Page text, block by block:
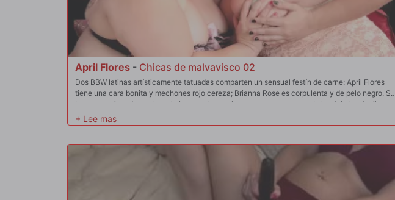
April Flores - Chicas de malvavisco 02
Dos BBW latinas artísticamente tatuadas comparten un sensual festín de carne: April Flores
tiene una cara bonita y mechones rojo cereza; Brianna Rose es corpulenta y de pelo negro. Se
besan apasionadamente en la boca y chupan las enormes y carnosas tetas del otro; April
muerde los pezones de Brianna y Brianna golpea la cara de April en el escote. Las chicas se
meten los dedos y comen trozos afeitados, April diciendo: 'Mete la lengua en mi coño, hasta el
con juguetes de vidrio, y Brianna prueba los jugos de April coño a boca. April mete cuatro
dedos en el coño de Brianna. Cada chica tiene su turno con un gran juguete de metal en el
coño y un vibrador de varita zumbando su clítoris. Después de que April se folla a Brianna con
su pezón (!), las mujeres grandes y hermosas comparten un juego de tijeras que les brinda